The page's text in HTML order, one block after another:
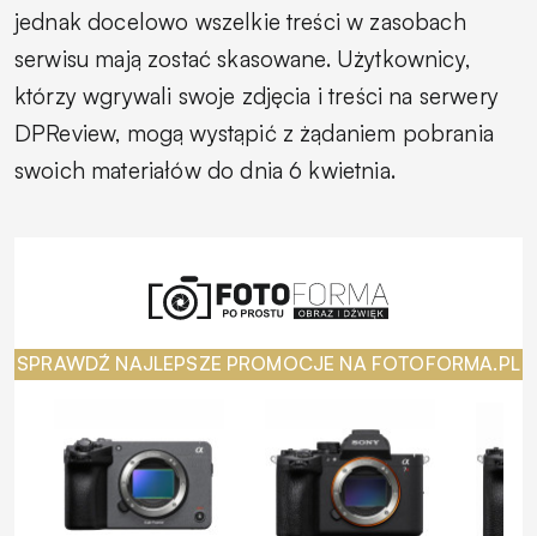
jednak docelowo wszelkie treści w zasobach
serwisu mają zostać skasowane. Użytkownicy,
którzy wgrywali swoje zdjęcia i treści na serwery
DPReview, mogą wystąpić z żądaniem pobrania
swoich materiałów do dnia 6 kwietnia.
SPRAWDŹ NAJLEPSZE PROMOCJE NA FOTOFORMA.PL